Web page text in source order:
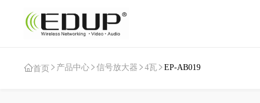
首页 产品中心 信号放大器 4瓦 EP-AB019